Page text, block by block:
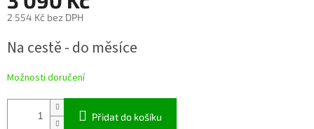
2 554 Kč bez DPH
cena:
Na cestě - do měsíce
Možnosti doručení
Přidat do košíku